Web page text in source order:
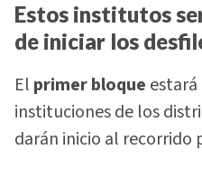
Estos institutos
de iniciar los
El primer bloque
instituciones de los
darán inicio al recorrido